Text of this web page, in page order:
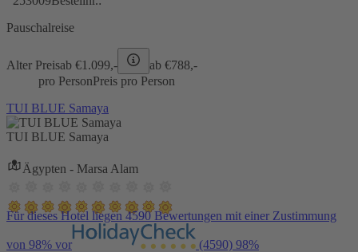
Pauschalreise
Alter Preisab €1.099,- ab €788,-
pro PersonPreis pro Person
TUI BLUE Samaya
TUI BLUE Samaya
Ägypten - Marsa Alam
Für dieses Hotel liegen 4590 Bewertungen mit einer Zustimmung
von 98% vor (4590) 98%